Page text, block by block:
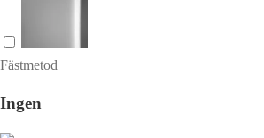
Fästmetod
Ingen